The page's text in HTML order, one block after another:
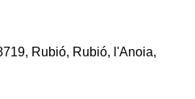
Rubió, Rubió, l'Anoia,